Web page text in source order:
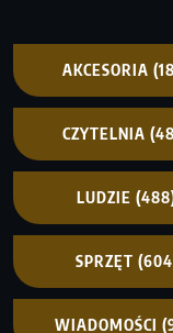
AKCESORIA
CZYTELNIA
LUDZIE
SPRZĘT
WIADOMOŚCI